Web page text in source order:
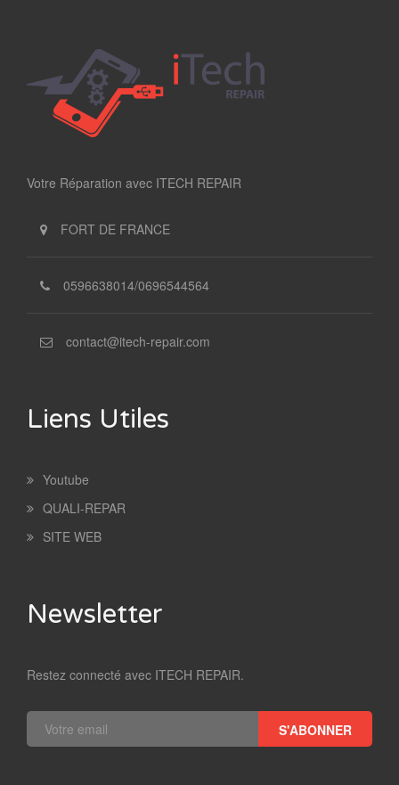
Votre Réparation avec ITECH REPAIR
FORT DE FRANCE
0596638014/0696544564
contact@itech-repair.com
Liens Utiles
Youtube
QUALI-REPAR
SITE WEB
Newsletter
Restez connecté avec ITECH REPAIR.
S'ABONNER